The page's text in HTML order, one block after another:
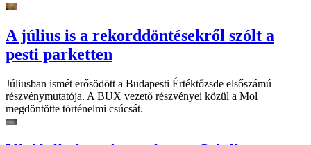
A július is a rekorddöntésekről szólt a
pesti parketten
Júliusban ismét erősödött a Budapesti Értéktőzsde elsőszámú
részvénymutatója. A BUX vezető részvényei közül a Mol
megdöntötte történelmi csúcsát.